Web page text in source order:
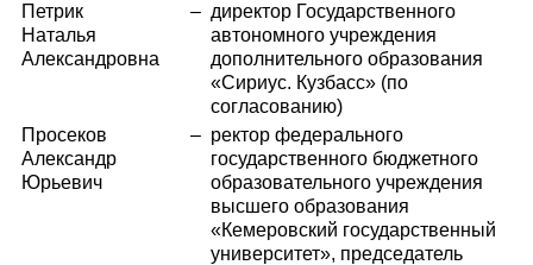
Петрик
Наталья
Александровна
– директор Государственного
автономного учреждения
дополнительного образования
«Сириус. Кузбасс» (по
согласованию)
Просеков
Александр
Юрьевич
– ректор федерального
государственного бюджетного
образовательного учреждения
высшего образования
«Кемеровский государственный
университет», председатель